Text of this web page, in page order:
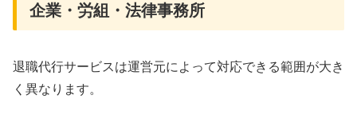
企業・労組・法律事務所
退職代行サービスは運営元によって対応できる範囲が大き
く異なります。